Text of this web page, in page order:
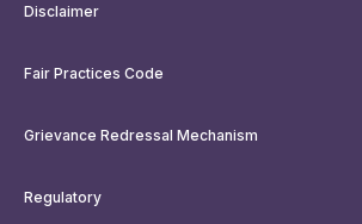
Disclaimer
Fair Practices Code
Grievance Redressal Mechanism
Regulatory